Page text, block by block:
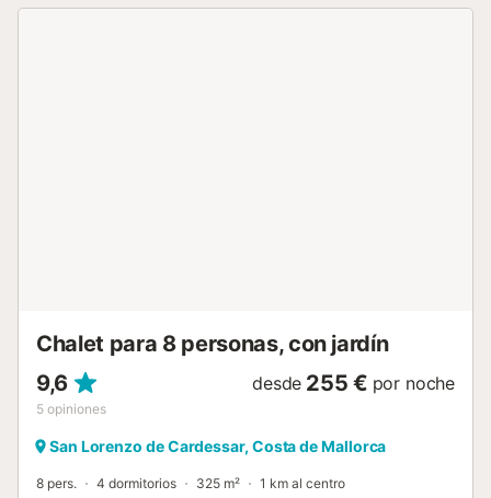
Chalet para 8 personas, con jardín
9,6
5 opiniones
desde 255 € por noche
San Lorenzo de Cardessar, Costa de Mallorca
8 pers. 4 dormitorios 325 m² 1 km al centro